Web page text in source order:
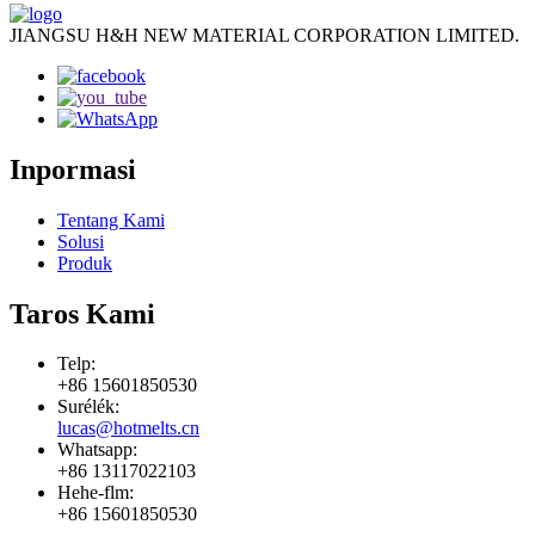
JIANGSU H&H NEW MATERIAL CORPORATION LIMITED.
Inpormasi
Tentang Kami
Solusi
Produk
Taros Kami
Telp:
+86 15601850530
Surélék:
lucas@hotmelts.cn
Whatsapp:
+86 13117022103
Hehe-flm:
+86 15601850530